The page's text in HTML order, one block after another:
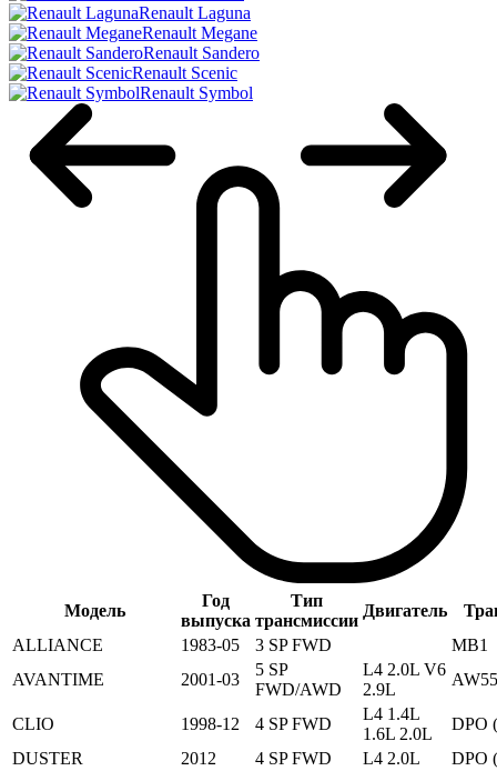
Renault Laguna
Renault Megane
Renault Sandero
Renault Scenic
Renault Symbol
Модель
Год
выпуска
Тип
трансмиссии
Двигатель
ALLIANCE
1983-05 3 SP FWD
MB1
AVANTIME
2001-03
5 SP
FWD/AWD
L4 2.0L V6
2.9L
CLIO 1998-12 4 SP FWD
L4 1.4L
1.6L 2.0L
DPO
DUSTER
2012 4 SP FWD L4 2.0L
DPO